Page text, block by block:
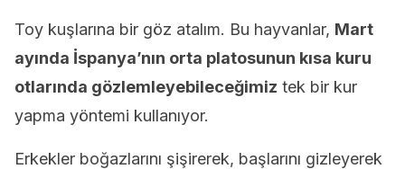
Toy kuşlarına bir göz atalım. Bu hayvanlar, Mart
ayında İspanya’nın orta platosunun kısa kuru
otlarında gözlemleyebileceğimiz tek bir kur
yapma yöntemi kullanıyor.
Erkekler boğazlarını şişirerek, başlarını gizleyerek